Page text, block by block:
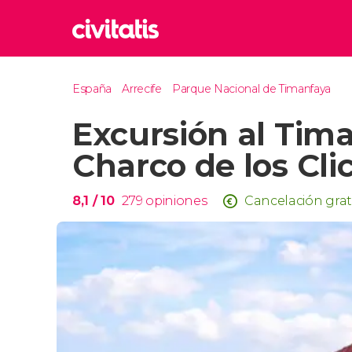
Roma
Italia
Reino
España Arrecife Parque Nacional de Timanfaya
Excursión al
Charco de los
8,1 / 10 279 opiniones Cancelación